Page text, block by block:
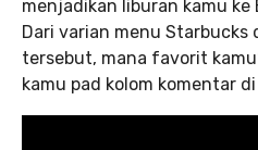
menjadikan liburan kamu
Dari varian menu Starbucks
tersebut, mana favorit
kamu pad kolom komentar